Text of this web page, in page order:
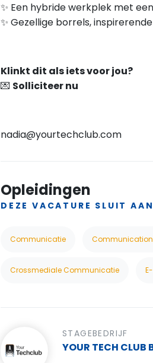
✨ Een hybride werkplek met
✨ Gezellige borrels,
Klinkt dit als iets voor jou?
💌 Solliciteer nu
nadia@yourtechclub.com
Opleidingen
DEZE VACATURE SLUIT
Communicatie
Crossmediale Communicatie
STAGEBEDRIJF
YOUR TECH CLUB